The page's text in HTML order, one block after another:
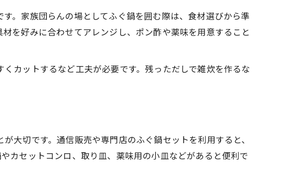
加減調整法
タイミング
いポイント
。家族団らんの場としてふぐ鍋を囲む際は、食材選びから準
を好みに合わせてアレンジし、ポン酢や薬味を用意すること
カットするなど工夫が必要です。残っただしで雑炊を作るな
大切です。通信販売や専門店のふぐ鍋セットを利用すると、
カセットコンロ、取り皿、薬味用の小皿などがあると便利で